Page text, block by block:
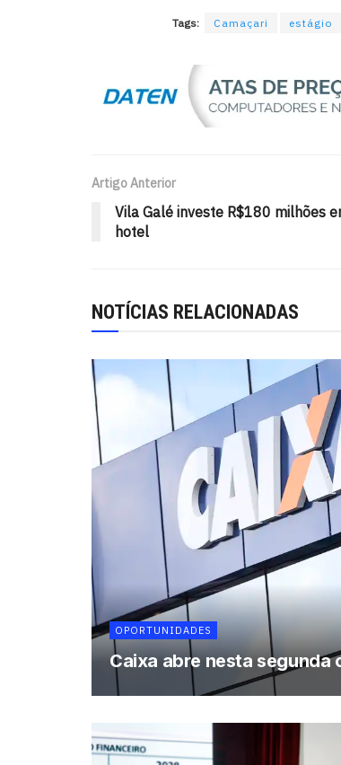
Tags: Camaçari estágio
Artigo Anterior
Vila Galé investe R$180 milhões
hotel
NOTÍCIAS RELACIONADAS
OPORTUNIDADES
Caixa abre nesta segunda